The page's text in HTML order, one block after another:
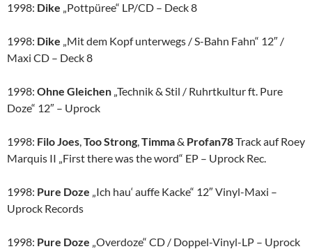
1998: Dike „Pottpüree“ LP/CD – Deck 8
1998: Dike „Mit dem Kopf unterwegs / S-Bahn Fahn“ 12″ /
Maxi CD – Deck 8
1998: Ohne Gleichen „Technik & Stil / Ruhrtkultur ft. Pure
Doze“ 12″ – Uprock
1998: Filo Joes,Too Strong,Timma& Profan78Track auf Roey
Marquis II „First there was the word“ EP – Uprock Rec.
1998: Pure Doze „Ich hau‘ auffe Kacke“ 12″ Vinyl-Maxi –
Uprock Records
1998: Pure Doze „Overdoze“ CD / Doppel-Vinyl-LP – Uprock